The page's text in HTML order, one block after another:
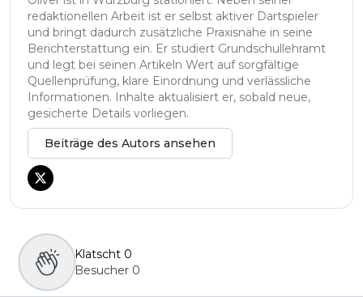
redaktionellen Arbeit ist er selbst aktiver Dartspieler
und bringt dadurch zusätzliche Praxisnähe in seine
Berichterstattung ein. Er studiert Grundschullehramt
und legt bei seinen Artikeln Wert auf sorgfältige
Quellenprüfung, klare Einordnung und verlässliche
Informationen. Inhalte aktualisiert er, sobald neue,
gesicherte Details vorliegen.
Beiträge des Autors ansehen
Klatscht 0
Besucher 0